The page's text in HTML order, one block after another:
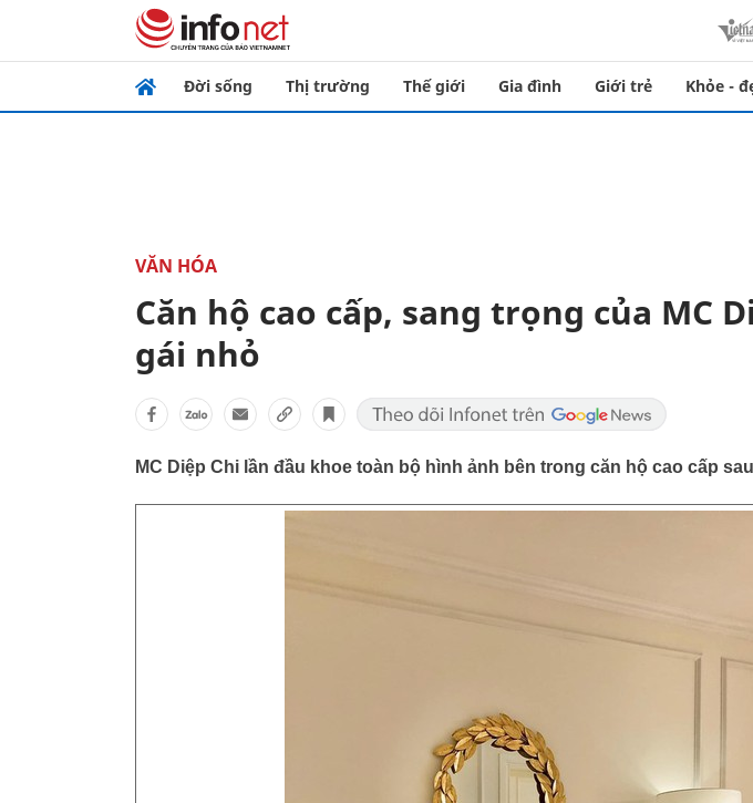
Đời sống Thị trường Thế giới Gia đình Giới trẻ Khỏe -
VĂN HÓA
Căn hộ cao cấp, sang trọng của MC
gái nhỏ
MC Diệp Chi lần đầu khoe toàn bộ hình ảnh bên trong căn hộ cao cấp